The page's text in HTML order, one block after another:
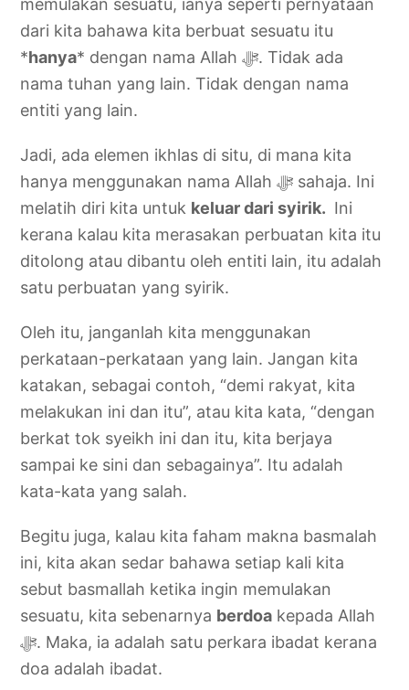
memulakan sesuatu, ianya seperti pernyataan
dari kita bahawa kita berbuat sesuatu itu
*hanya* dengan nama Allah ‎ﷻ. Tidak ada
nama tuhan yang lain. Tidak dengan nama
entiti yang lain.
Jadi, ada elemen ikhlas di situ, di mana kita
hanya menggunakan nama Allah ‎ﷻ sahaja. Ini
melatih diri kita untuk keluar dari syirik. Ini
kerana kalau kita merasakan perbuatan kita itu
ditolong atau dibantu oleh entiti lain, itu adalah
satu perbuatan yang syirik.
Oleh itu, janganlah kita menggunakan
perkataan-perkataan yang lain. Jangan kita
katakan, sebagai contoh, “demi rakyat, kita
melakukan ini dan itu”, atau kita kata, “dengan
berkat tok syeikh ini dan itu, kita berjaya
sampai ke sini dan sebagainya”. Itu adalah
kata-kata yang salah.
Begitu juga, kalau kita faham makna basmalah
ini, kita akan sedar bahawa setiap kali kita
sebut basmallah ketika ingin memulakan
sesuatu, kita sebenarnya berdoa kepada Allah
‎ﷻ. Maka, ia adalah satu perkara ibadat kerana
doa adalah ibadat.